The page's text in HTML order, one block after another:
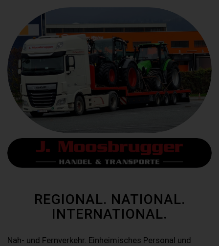
REGIONAL. NATIONAL.
INTERNATIONAL.
Nah- und Fernverkehr. Einheimisches Personal und